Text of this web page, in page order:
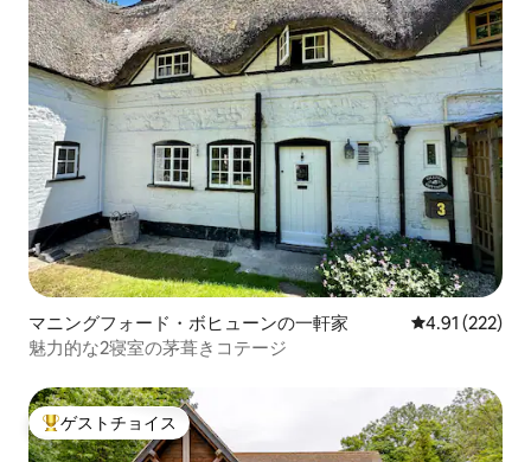
マニングフォード・ボヒューンの一軒家 レビュー222
4.91 (222)
魅力的な2寝室の茅葺きコテージ
大好評のゲストチョイスです。
ゲストチョイス